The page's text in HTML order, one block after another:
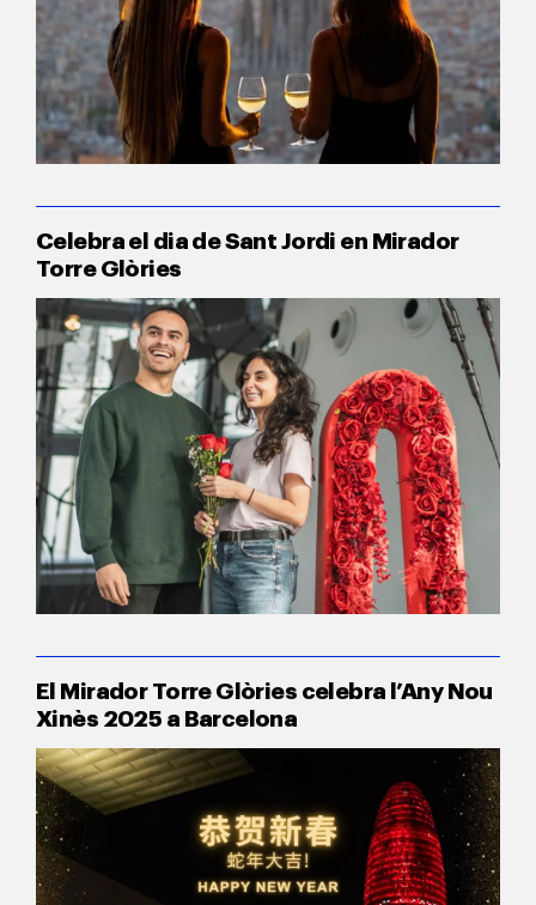
Celebra el dia de Sant Jordi en Mirador
Torre Glòries
El Mirador Torre Glòries celebra l’Any Nou
Xinès 2025 a Barcelona